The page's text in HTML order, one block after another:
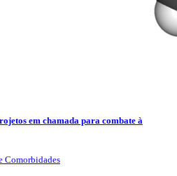
em chamada para combate à
Comorbidades